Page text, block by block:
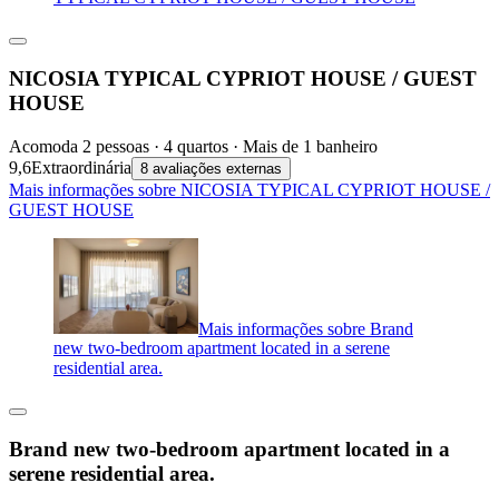
NICOSIA TYPICAL CYPRIOT HOUSE / GUEST
HOUSE
Acomoda 2 pessoas · 4 quartos · Mais de 1 banheiro
9,6Extraordinária 8 avaliações externas
Mais informações sobre NICOSIA TYPICAL CYPRIOT HOUSE /
GUEST HOUSE
Mais informações sobre Brand
new two-bedroom apartment located in a serene
residential area.
Brand new two-bedroom apartment located in a
serene residential area.